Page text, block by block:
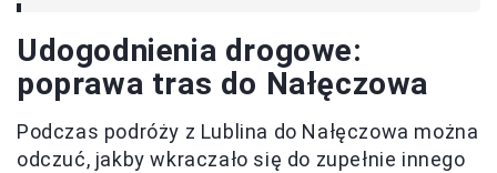
Udogodnienia drogowe:
poprawa tras do Nałęczowa
Podczas podróży z Lublina do Nałęczowa można
odczuć, jakby wkraczało się do zupełnie innego